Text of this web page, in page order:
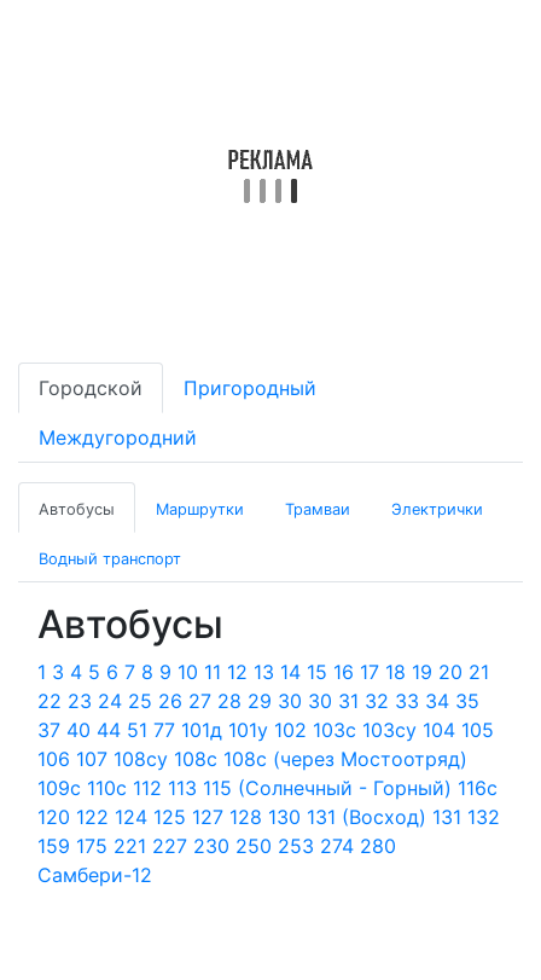
Городской Пригородный
Междугородний
Автобусы Маршрутки Трамваи Электрички
Водный транспорт
Автобусы
1 3 4 5 6 7 8 9 10 11 12 13 14 15 16 17 18 19 20 21
22 23 24 25 26 27 28 29 30 30 31 32 33 34 35
37 40 44 51 77 101д 101у 102 103с 103су 104 105
106 107 108су 108с 108с (через Мостоотряд)
109с 110с 112 113 115 (Солнечный - Горный) 116с
120 122 124 125 127 128 130 131 (Восход) 131 132
159 175 221 227 230 250 253 274 280
Самбери-12